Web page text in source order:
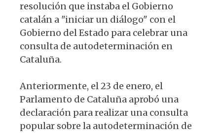
resolución que instaba el Gobierno
catalán a "iniciar un diálogo" con el
Gobierno del Estado para celebrar una
consulta de autodeterminación en
Cataluña.
Anteriormente, el 23 de enero, el
Parlamento de Cataluña aprobó una
declaración para realizar una consulta
popular sobre la autodeterminación de